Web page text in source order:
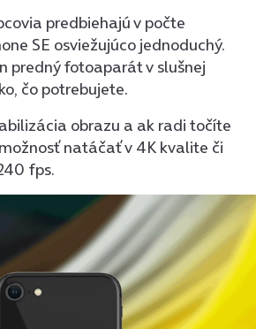
predbiehajú v počte
SE osviežujúco jednoduchý.
predný fotoaparát v slušnej
čo potrebujete.
obrazu a ak radi točíte
natáčať v 4K kvalite či
fps.